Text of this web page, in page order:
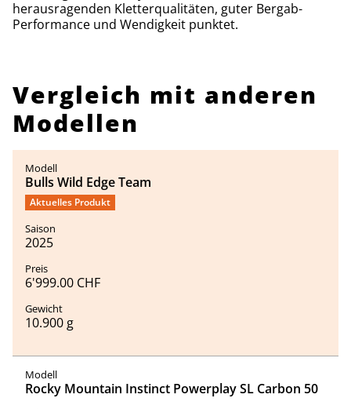
herausragenden Kletterqualitäten, guter Bergab-
Performance und Wendigkeit punktet.
Vergleich mit anderen
Modellen
Bulls Wild Edge Team
Aktuelles Produkt
2025
6'999.00 CHF
10.900 g
Rocky Mountain Instinct Powerplay SL Carbon 50